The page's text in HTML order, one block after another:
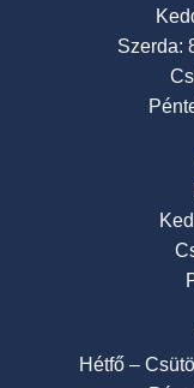
Szerda:
Hétfő –